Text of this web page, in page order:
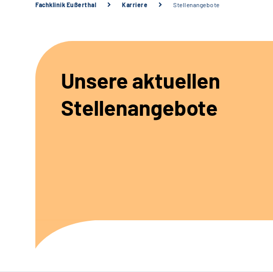
Fachklinik Eußerthal Karriere Stellenangebote
Unsere aktuellen
Stellenangebote